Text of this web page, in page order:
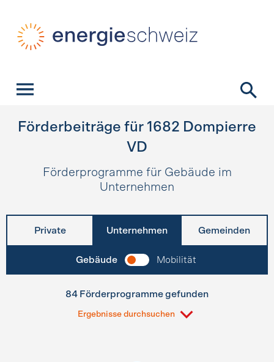
Förderbeiträge für 1682 Dompierre
VD
Förderprogramme für Gebäude im
Unternehmen
Private Unternehmen Gemeinden
Gebäude Mobilität
84 Förderprogramme gefunden
Ergebnisse durchsuchen